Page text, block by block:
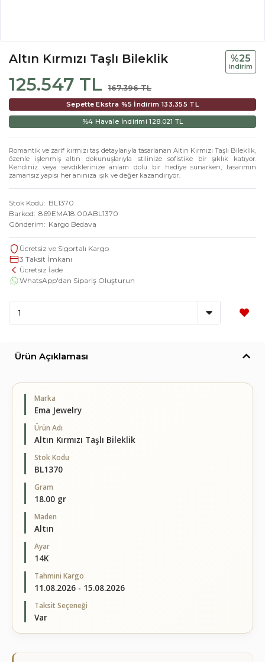
Altın Kırmızı Taşlı Bileklik
125.547 TL 167.396 TL
%25
i̇ndi̇ri̇m
Sepette Ekstra %5 İndirim 133.355 TL
%4 Havale İndirimi128.021 TL
Romantik ve zarif kırmızı taş detaylarıyla tasarlanan Altın Kırmızı Taşlı Bileklik,
özenle işlenmiş altın dokunuşlarıyla stilinize sofistike bir şıklık katıyor.
Kendiniz veya sevdiklerinize anlam dolu bir hediye sunarken, tasarımın
zamansız yapısı her anınıza ışık ve değer kazandırıyor.
Stok Kodu
BL1370
Barkod 869EMA18.00ABL1370
Gönderim
Kargo Bedava
Ücretsiz ve Sigortalı Kargo
3 Taksit İmkanı
Ücretsiz İade
WhatsApp'dan Sipariş Oluşturun
Ürün Açıklaması
Marka
Ema Jewelry
Ürün Adı
Altın Kırmızı Taşlı Bileklik
Stok Kodu
BL1370
Gram
18.00 gr
Maden
Altın
Ayar
14K
Tahmini Kargo
11.08.2026 - 15.08.2026
Taksit Seçeneği
Var